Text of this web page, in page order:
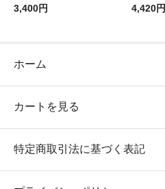
3,400円
4,420円
ホーム
カートを見る
特定商取引法に基づく表記